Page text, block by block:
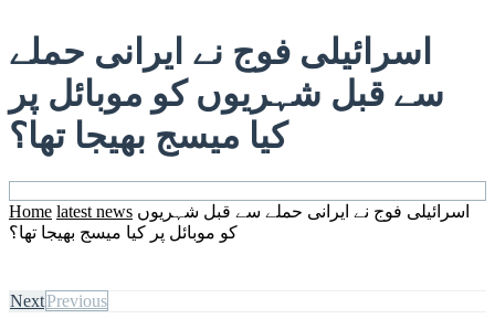
اسرائیلی فوج نے ایرانی حملے
سے قبل شہریوں کو موبائل پر
کیا میسج بھیجا تھا؟
Home latest news اسرائیلی فوج نے ایرانی حملے سے قبل شہریوں
کو موبائل پر کیا میسج بھیجا تھا؟
NextPrevious